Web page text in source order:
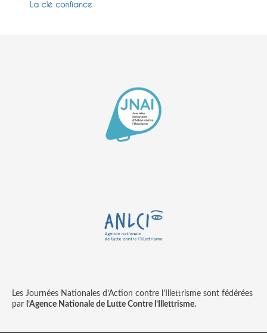
Les Journées Nationales d’Action contre l’Illettrisme sont fédérées
par l’Agence Nationale de Lutte Contre l’Illettrisme.